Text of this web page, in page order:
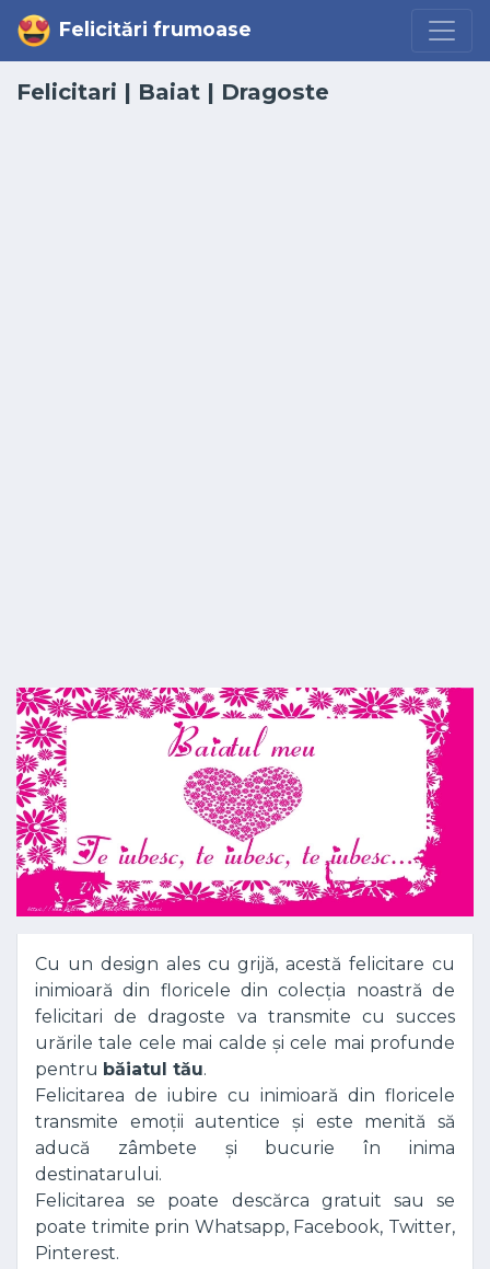
Felicitări frumoase
Felicitari | Baiat | Dragoste
Cu un design ales cu grijă, acestă felicitare cu
inimioară din floricele din colecția noastră de
felicitari de dragoste va transmite cu succes
urările tale cele mai calde și cele mai profunde
pentru băiatul tău.
Felicitarea de iubire cu inimioară din floricele
transmite emoții autentice și este menită să
aducă zâmbete și bucurie în inima
destinatarului.
Felicitarea se poate descărca gratuit sau se
poate trimite prin Whatsapp, Facebook, Twitter,
Pinterest.